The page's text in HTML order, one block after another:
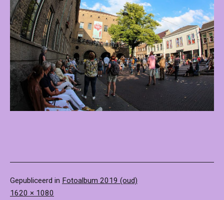
Gepubliceerd in Fotoalbum 2019 (oud)
Volledige
1620 × 1080